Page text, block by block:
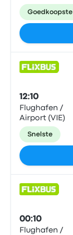
Goedkoopste
12:10
Flughafen /
Airport (VIE)
Snelste
00:10
Flughafen /